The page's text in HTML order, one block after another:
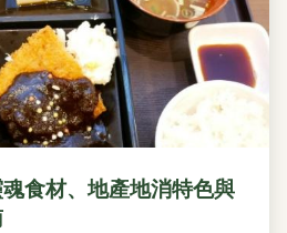
食材、地產地消特色與